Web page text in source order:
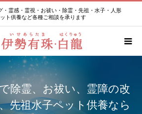
・霊感・霊視・お祓い・除霊・先祖・水子・人形
ト供養など各種ご相談を承ります
除霊、お祓い、霊障の改
先祖水子ペット供養なら